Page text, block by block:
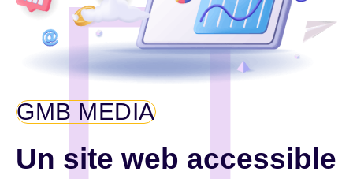
GMB MEDIA
Un site web accessible